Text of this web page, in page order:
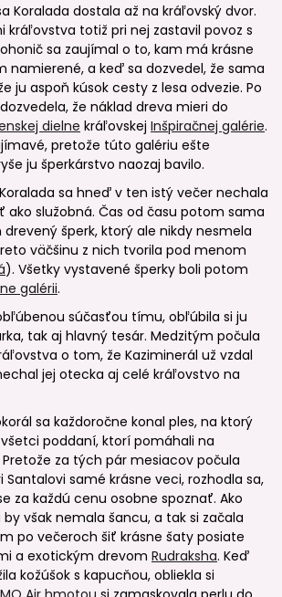
Koralada dostala až na kráľovský dvor.
kráľovstva totiž pri nej zastavil povoz s
sa zaujímal o to, kam má krásne
namierené, a keď sa dozvedel, že sama
ju aspoň kúsok cesty z lesa odvezie. Po
že náklad dreva mieri do
dielne kráľovskej Inšpiračnej galérie.
pretože túto galériu ešte
ju šperkárstvo naozaj bavilo.
sa hneď v ten istý večer nechala
ako služobná. Čas od času potom sama
šperk, ktorý ale nikdy nesmela
väčšinu z nich tvorila pod menom
). Všetky vystavené šperky boli potom
galérii.
súčasťou tímu, obľúbila si ju
tak aj hlavný tesár. Medzitým počula
o tom, že Kaziminerál už vzdal
jej otecka aj celé kráľovstvo na
sa každoročne konal ples, na ktorý
poddaní, ktorí pomáhali na
za tých pár mesiacov počula
Santalovi samé krásne veci, rozhodla sa,
za každú cenu osobne spoznať. Ako
však nemala šancu, a tak si začala
po večeroch šiť krásne šaty posiate
a exotickým drevom Rudraksha. Keď
kožúšok s kapucňou, obliekla si